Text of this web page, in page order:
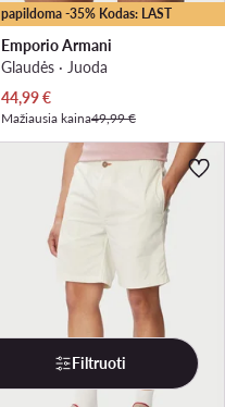
papildoma -35% Kodas: LAST
Emporio Armani
Glaudės · Juoda
Dabartinė kaina
44,99€
Mažiausia kaina49,99 €
Filtruoti